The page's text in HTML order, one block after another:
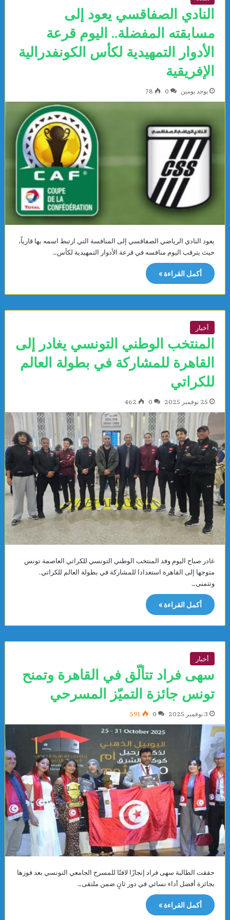
النادي الصفاقسي يعود إلى
مسابقته المفضلة.. اليوم قرعة
الأدوار التمهيدية لكأس الكونفدرالية
الإفريقية
يوجد يومين 0
78
يعود النادي الرياضي الصفاقسي إلى المنافسة التي ارتبط اسمه بها قارياً،
حيث يترقب اليوم منافسه في قرعة الأدوار التمهيدية لكأس…
أكمل القراءة »
أخبار
المنتخب الوطني التونسي يغادر إلى
القاهرة للمشاركة في بطولة العالم
للكراتي
25 نوفمبر 2025 0
462
غادر صباح اليوم وفد المنتخب الوطني التونسي للكراتي العاصمة تونس
متوجها إلى القاهرة استعدادا للمشاركة في بطولة العالم للكراتي.
وتتمنى…
أكمل القراءة »
أخبار
سهى فراد تتألّق في القاهرة وتمنح
تونس جائزة التميّز المسرحي
3 نوفمبر 2025 0
591
حققت الطالبة سهى فراد إنجازًا لافتًا للمسرح الجامعي التونسي بعد فوزها
بجائزة أفضل أداء نسائي في دور ثانٍ ضمن ملتقى…
أكمل القراءة »